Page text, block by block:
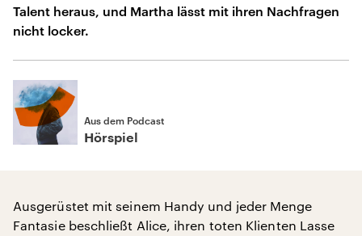
Talent heraus, und Martha lässt mit ihren Nachfragen
nicht locker.
Aus dem Podcast
Hörspiel
Ausgerüstet mit seinem Handy und jeder Menge
Fantasie beschließt Alice, ihren toten Klienten Lasse